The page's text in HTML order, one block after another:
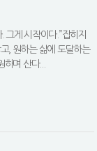
그게 시작이다.”잡히지
, 원하는 삶에 도달하는
하며 산다...